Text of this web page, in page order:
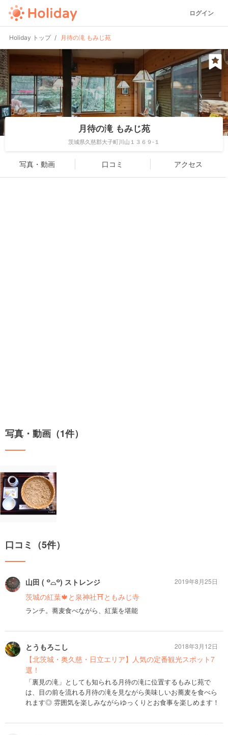
ログイン
Holiday トップ 月待の滝 もみじ苑
月待の滝 もみじ苑
茨城県久慈郡大子町川山１３６９-１
写真・動画 口コミ アクセス
写真・動画（1件）
口コミ（5件）
山田 ( ꒪⌓꒪) ストレンジ
茨城の紅葉🍁と泉神社⛩ともみじ寺
ランチ。蕎麦食べながら、紅葉を堪能
2019年8月25日
とうもろこし
【北茨城・奥久慈・日立エリア】人気の定番観光スポット7
選！
「裏見の滝」としても知られる月待の滝に位置するもみじ苑で
は、目の前を流れる月待の滝を見ながら美味しいお蕎麦を食べら
れます◎ 雰囲気を楽しみながらゆっくりとお食事を楽しめます！
2018年3月12日